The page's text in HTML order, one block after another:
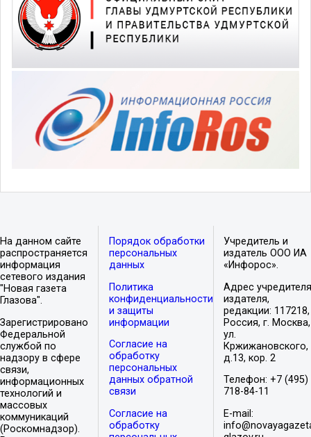
На данном сайте
распространяется
информация
сетевого издания
"Новая газета
Глазова".
Зарегистрировано
Федеральной
службой по
надзору в сфере
связи,
информационных
технологий и
массовых
коммуникаций
(Роскомнадзор).
Порядок обработки
персональных
данных
Политика
конфиденциальности
и защиты
информации
Согласие на
обработку
персональных
данных обратной
связи
Согласие на
обработку
Учредитель и
издатель ООО ИА
«Инфорос».
Адрес
издателя,
редакции: 117218,
Россия, г. Москва,
ул.
Кржижановского,
д.13, кор. 2
Телефон: +7 (495)
718-84-11
E-mail: